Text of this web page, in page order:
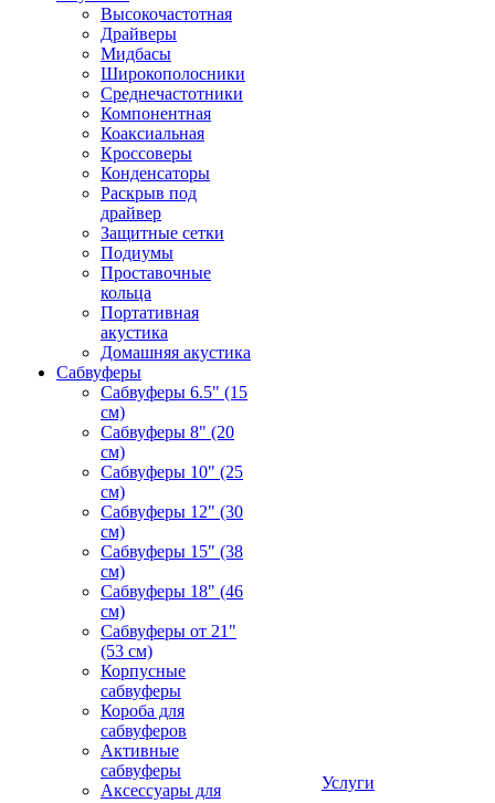
Высокочастотная
Драйверы
Мидбасы
Широкополосники
Среднечастотники
Компонентная
Коаксиальная
Кроссоверы
Конденсаторы
Раскрыв под
драйвер
Защитные сетки
Подиумы
Проставочные
кольца
Портативная
акустика
Домашняя акустика
Сабвуферы
Сабвуферы 6.5" (15
см)
Сабвуферы 8" (20
см)
Сабвуферы 10" (25
см)
Сабвуферы 12" (30
см)
Сабвуферы 15" (38
см)
Сабвуферы 18" (46
см)
Сабвуферы от 21"
(53 см)
Корпусные
сабвуферы
Короба для
сабвуферов
Активные
сабвуферы
Аксессуары для
Услуги